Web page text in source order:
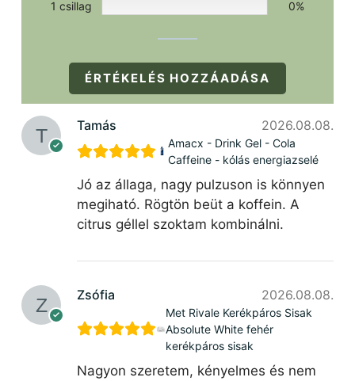
1 csillag 0%
ÉRTÉKELÉS HOZZÁADÁSA
Tamás 2026.08.08.
Amacx - Drink Gel - Cola
Caffeine - kólás energiazselé
Jó az állaga, nagy pulzuson is könnyen
megiható. Rögtön beüt a koffein. A
citrus géllel szoktam kombinálni.
Zsófia 2026.08.08.
Met Rivale Kerékpáros Sisak
Absolute White fehér
kerékpáros sisak
Nagyon szeretem, kényelmes és nem